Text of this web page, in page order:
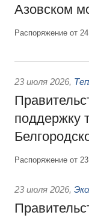
Азовском
Распоряжение от
23 июля 2026,
поддержку
Распоряжение от
23 июля 2026,